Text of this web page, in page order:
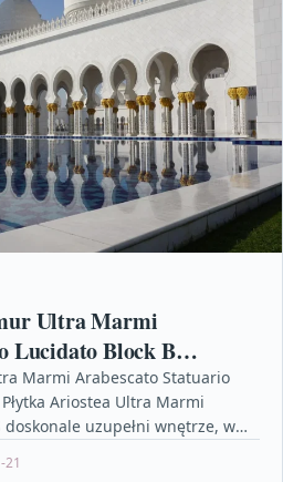
Ultra Marmi
Lucidato Block B
Marmi Arabescato Statuario
Ariostea Ultra Marmi
uzupełni wnętrze, w
21